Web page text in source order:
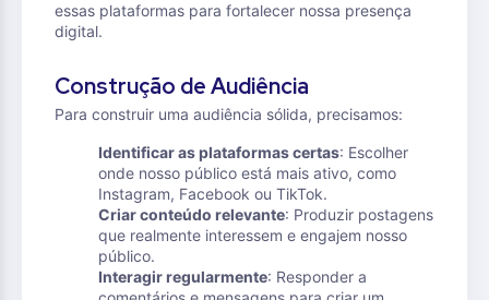
essas plataformas para fortalecer nossa presença
digital.
Construção de Audiência
Para construir uma audiência sólida, precisamos:
Identificar as plataformas certas: Escolher
onde nosso público está mais ativo, como
Instagram, Facebook ou TikTok.
Criar conteúdo relevante: Produzir postagens
que realmente interessem e engajem nosso
público.
Interagir regularmente: Responder a